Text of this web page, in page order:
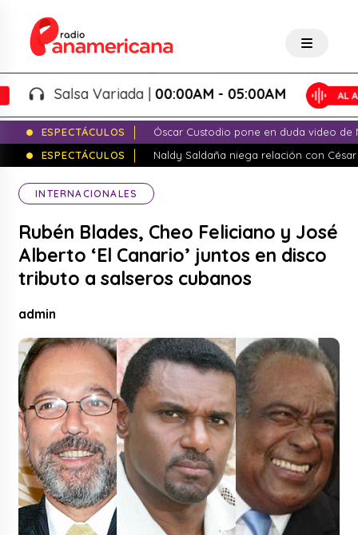
Salsa Variada |00:00AM - 05:00AM
ESPECTÁCULOS
Óscar Custodio pone en duda video de
ESPECTÁCULOS
Naldy Saldaña niega relación con
INTERNACIONALES
Rubén Blades, Cheo Feliciano y José
Alberto ‘El Canario’ juntos en disco
tributo a salseros cubanos
admin